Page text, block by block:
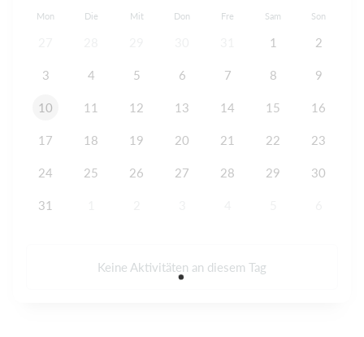
Mon Die Mit Don Fre Sam Son
1 2
3 4 5 6 7 8 9
10 11 12 13 14 15 16
17 18 19 20 21 22 23
24 25 26 27 28 29 30
31
Keine Aktivitäten an diesem Tag